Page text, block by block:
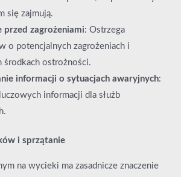
się zajmują.
przed zagrożeniami: Ostrzega
o potencjalnych zagrożeniach i
środkach ostrożności.
informacji o sytuacjach awaryjnych:
informacji dla służb
i sprzątanie
na wycieki ma zasadnicze znaczenie